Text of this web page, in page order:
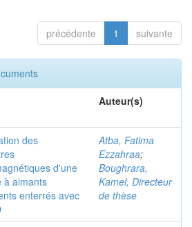
précédente 1 suivante
Auteur(s)
des
d'une
à aimants
enterrés avec
Atba, Fatima
Ezzahraa;
Boughrara,
Kamel, Directeur
de thèse